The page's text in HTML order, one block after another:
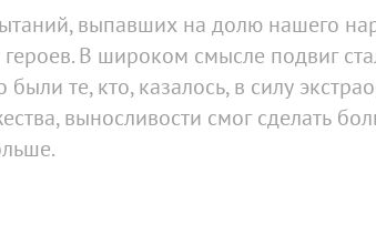
выпавших на долю нашего
В широком смысле подвиг
те, кто, казалось, в силу
выносливости смог сделать